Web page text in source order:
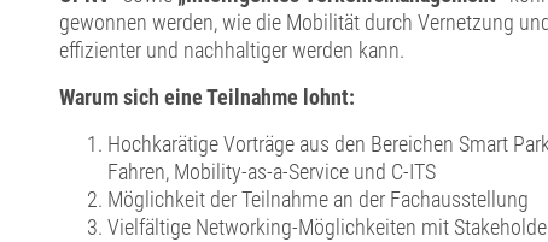
gewonnen werden, wie die Mobilität durch Vernetzung
effizienter und nachhaltiger werden kann.
Warum sich eine Teilnahme lohnt:
Hochkarätige Vorträge aus den Bereichen Smart
Fahren, Mobility-as-a-Service und C-ITS
Möglichkeit der Teilnahme an der Fachausstellung
Vielfältige Networking-Möglichkeiten mit